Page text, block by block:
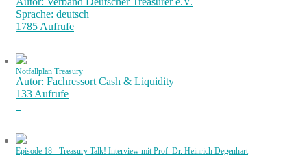
Sprache: deutsch
1785 Aufrufe
Notfallplan Treasury
Autor: Fachressort Cash & Liquidity
133 Aufrufe
Episode 18 - Treasury Talk! Interview mit Prof. Dr. Heinrich Degenhart